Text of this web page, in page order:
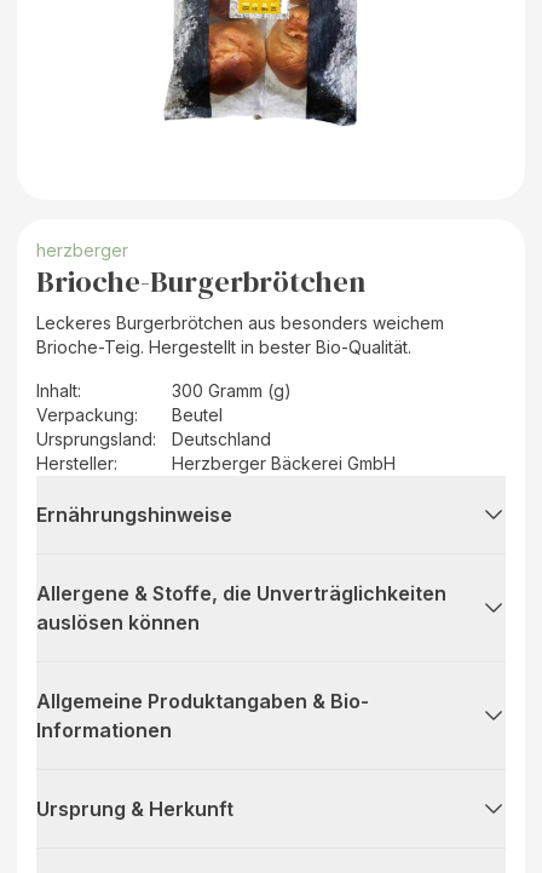
herzberger
Brioche-Burgerbrötchen
Leckeres Burgerbrötchen aus besonders weichem
Brioche-Teig. Hergestellt in bester Bio-Qualität.
Inhalt:
300 Gramm (g)
Verpackung:
Beutel
Ursprungsland:
Deutschland
Hersteller: Herzberger Bäckerei GmbH
Ernährungshinweise
Allergene & Stoffe, die Unverträglichkeiten
auslösen können
Allgemeine Produktangaben & Bio-
Informationen
Ursprung & Herkunft